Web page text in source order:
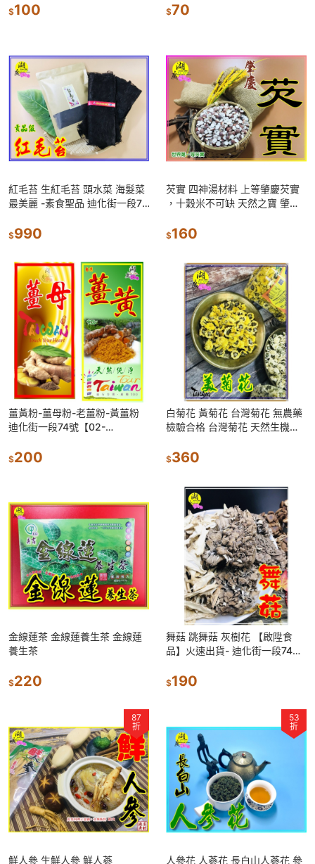
$100 $70
紅毛苔 生紅毛苔 頭水菜 海髮菜
最美麗 -素食聖品 迪化街一段74
$990
芡實 四神湯材料 上等肇慶芡實
，十穀米不可缺 天然之寶 肇慶
$160
薑黃粉-薑母粉-老薑粉-黃薑粉
迪化街一段74號【02-
$200
白菊花 黃菊花 台灣菊花 無農藥
檢驗合格 台灣菊花 天然生機菊
$360
金線蓮茶 金線蓮養生茶 金線蓮
養生茶
$220
舞菇 跳舞菇 灰樹花 【啟陞食
品】火速出貨- 迪化街一段74號
樹菇 杏鮑菇)
$190
87
折
鮮人參 生鮮人參 鮮人蔘
53
折
人參花 人蔘花 長白山人蔘花 參